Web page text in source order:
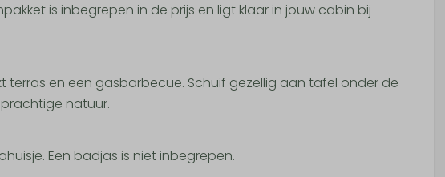
is inbegrepen in de prijs en ligt klaar in jouw cabin bij
terras en een gasbarbecue. Schuif gezellig aan tafel onder de
natuur.
Een badjas is niet inbegrepen.